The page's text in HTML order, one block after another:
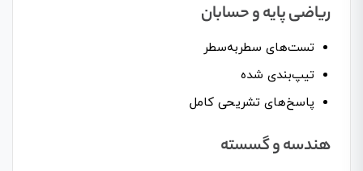
ریاضی پایه و حسابان
تست‌های سطربه‌سطر
تیپ‌بندی شده
پاسخ‌های تشریحی کامل
هندسه و گسسته